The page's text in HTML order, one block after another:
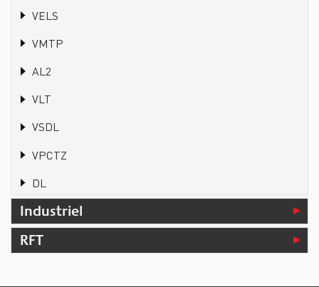
VELS
VMTP
AL2
VLT
VSDL
VPCTZ
DL
Industriel
RFT